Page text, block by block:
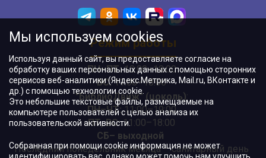
Режим работы
ПН–ПТ:10:00–18:00
ВС:11:00–18:00
"БиблиоДвиж" (цоколь):
ПН–ЧТ:11:00–19:00
ПТ, ВС:11:00–18:00
СБ– выходной
Последний понедельник месяца – санитарный день
Мы используем cookies
Используя данный сайт, вы предоставляете согласие на
обработку ваших персональных данных с помощью сторонних
сервисов веб-аналитики (Яндекс.Метрика, Mail.ru, ВКонтакте и
др.) с помощью технологии cookie.
Это небольшие текстовые файлы, размещаемые на
компьютере пользователей с целью анализа их
пользовательской активности.
Собранная при помощи cookie информация не может